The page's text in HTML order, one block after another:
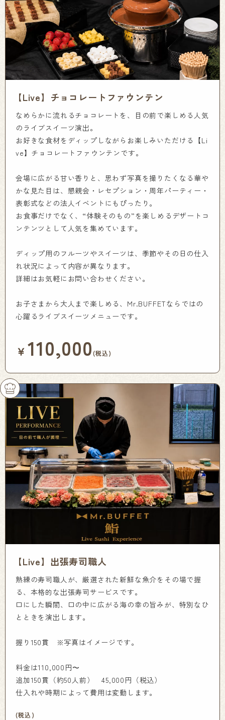
【Live】チョコレートファウンテン
なめらかに流れるチョコレートを、目の前で楽しめる人気
のライブスイーツ演出。
お好きな食材をディップしながらお楽しみいただける【Li
ve】チョコレートファウンテンです。
会場に広がる甘い香りと、思わず写真を撮りたくなる華や
かな見た目は、懇親会・レセプション・周年パーティー・
表彰式などの法人イベントにもぴったり。
お食事だけでなく、“体験そのもの”を楽しめるデザートコ
ンテンツとして人気を集めています。
ディップ用のフルーツやスイーツは、季節やその日の仕入
れ状況によって内容が異なります。
詳細はお気軽にお問い合わせください。
お子さまから大人まで楽しめる、Mr.BUFFETならではの
心躍るライブスイーツメニューです。
￥110,000(税込)
【Live】出張寿司職人
熟練の寿司職人が、厳選された新鮮な魚介をその場で握
る、本格的な出張寿司サービスです。
口にした瞬間、口の中に広がる海の幸の旨みが、特別なひ
とときを演出します。
握り150貫 ※写真はイメージです。
料金は110,000円〜
追加150貫（約50人前） 45,000円（税込）
仕入れや時期によって費用は変動します。
(税込)